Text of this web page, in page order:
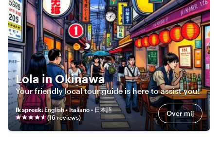
Lola in Okinawa
Your friendly local tour guide is here to assist you!
Ik spreek:English • Italiano • 日本語
(16reviews) Over mij